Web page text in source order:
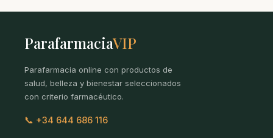
ParafarmaciaVIP
Parafarmacia online con productos de
salud, belleza y bienestar seleccionados
con criterio farmacéutico.
📞 +34 644 686 116